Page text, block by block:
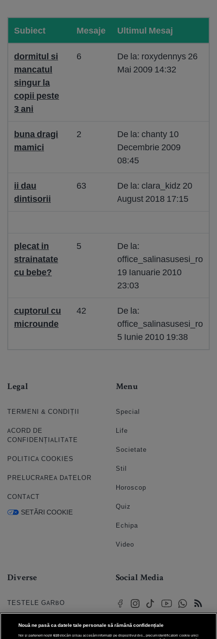
Subiect Mesaje Ultimul Mesaj
dormitul si
mancatul
singur la
copii peste
3 ani
6
De la: roxydennys 26
Mai 2009 14:32
buna dragi
mamici
2
De la: chanty 10
Decembrie 2009
08:45
ii dau
dintisorii
63
De la: clara_kidz 20
August 2018 17:15
plecat in
strainatate
cu bebe?
5
De la:
office_salinasusesi_ro
19 Ianuarie 2010
23:03
cuptorul cu
microunde
42
De la:
office_salinasusesi_ro
5 Iunie 2010 19:38
Legal
TERMENI & CONDIȚII
ACORD DE
CONFIDENȚIALITATE
POLITICA COOKIES
PRELUCRAREA DATELOR
CONTACT
SETĂRI COOKIE
Menu
Special
Life
Societate
Stil
Horoscop
Quiz
Echipa
Video
Diverse
TESTELE GARBO
HOROSCOP
Social Media
Nouă ne pasă ca datele tale personale să rămână confidențiale
Noi și partenerii noștri 610stocăm și/sau accesăm informații pe dispozitivul dvs., precum identificatorii cookie unici